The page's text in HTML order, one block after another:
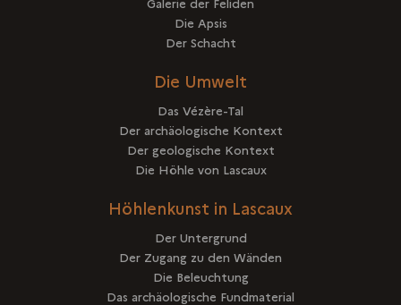
Die Apsis
Der Schacht
Die Umwelt
Das Vézère-Tal
Der archäologische Kontext
Der geologische Kontext
Die Höhle von Lascaux
Höhlenkunst in Lascaux
Der Untergrund
Der Zugang zu den Wänden
Die Beleuchtung
Das archäologische Fundmaterial